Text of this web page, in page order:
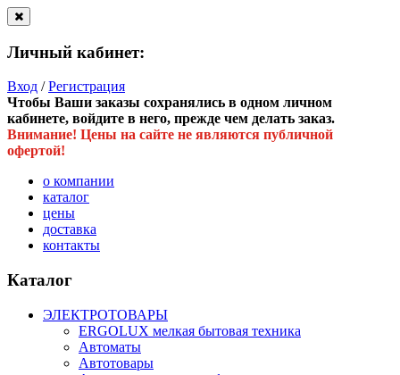
Личный кабинет:
Вход /Регистрация
Чтобы Ваши заказы сохранялись в одном личном
кабинете, войдите в него, прежде чем делать заказ.
Внимание! Цены на сайте не являются публичной
офертой!
о компании
каталог
цены
доставка
контакты
Каталог
ЭЛЕКТРОТОВАРЫ
ERGOLUX мелкая бытовая техника
Автоматы
Автотовары